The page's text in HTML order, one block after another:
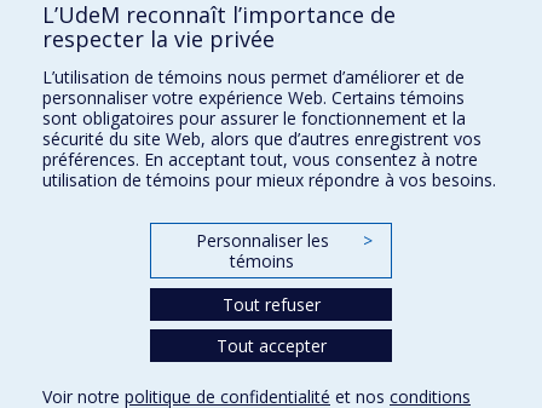
Accessibilité
Gabarits et image de marque
Agenda FMV & calendrier académique
La Faculté de médecine vétérinaire de l'Université de Montréal détient
l'agrément complet de l'AVMAet est membre de l'AAVMC.
L’UdeM reconnaît l’importance de
respecter la vie privée
L’utilisation de témoins nous permet d’améliorer et de
personnaliser votre expérience Web. Certains témoins
sont obligatoires pour assurer le fonctionnement et la
sécurité du site Web, alors que d’autres enregistrent vos
préférences. En acceptant tout, vous consentez à notre
utilisation de témoins pour mieux répondre à vos besoins.
Personnaliser les
témoins
>
Tout refuser
Tout accepter
Voir notre politique de confidentialité et nos conditions